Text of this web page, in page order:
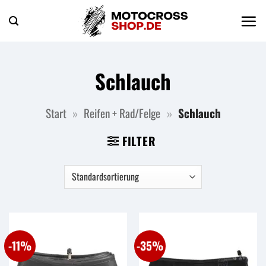
Inhalt
Schlauch
Start » Reifen + Rad/Felge » Schlauch
FILTER
-11% -35%